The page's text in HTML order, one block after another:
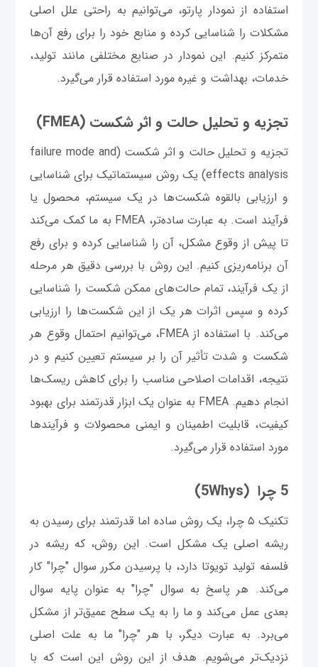
استفاده از نمودار پارتو، می‌توانیم به راحتی علل اصلی
مشکلات را شناسایی کرده و منابع خود را برای رفع آن‌ها
متمرکز کنیم. این نمودار در صنایع مختلفی مانند تولید،
خدمات، بهداشت و غیره مورد استفاده قرار می‌گیرد.
تجزیه و تحلیل حالت و اثر شکست (FMEA)
تجزیه و تحلیل حالت و اثر شکست (failure mode and
effects analysis) یک روش سیستماتیک برای شناسایی
و ارزیابی بالقوه شکست‌ها در یک سیستم، محصول یا
فرآیند است. به عبارت ساده‌تر، FMEA به ما کمک می‌کند
تا پیش از وقوع مشکل، آن را شناسایی کرده و برای رفع
آن برنامه‌ریزی کنیم. این روش با بررسی دقیق هر مرحله
از یک فرآیند، تمام حالت‌های ممکن شکست را شناسایی
کرده و سپس اثرات هر یک از این شکست‌ها را ارزیابی
می‌کند. با استفاده از FMEA، می‌توانیم احتمال وقوع هر
شکست و شدت تأثیر آن را بر سیستم تعیین کنیم و در
نتیجه، اقدامات اصلاحی مناسب را برای کاهش ریسک‌ها
انجام دهیم. FMEA به عنوان یک ابزار قدرتمند برای بهبود
کیفیت، قابلیت اطمینان و ایمنی محصولات و فرآیندها
مورد استفاده قرار می‌گیرد.
5 چرا (5Whys)
تکنیک ۵ چرا، یک روش ساده اما قدرتمند برای رسیدن به
ریشه اصلی یک مشکل است. این روش، که ریشه در
فلسفه تولید تویوتا دارد، با پرسیدن مکرر سوال "چرا" کار
می‌کند. هر پاسخ به سوال "چرا" به عنوان پایه سوال
بعدی عمل می‌کند و ما را به یک سطح عمیق‌تر از مشکل
می‌برد. به عبارت دیگر، با هر "چرا" ما به علت اصلی
نزدیک‌تر می‌شویم. هدف از این روش این است که با